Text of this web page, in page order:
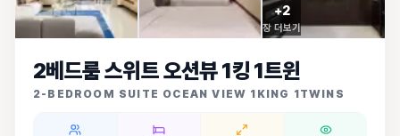
+2
장 더보기
2베드룸 스위트 오션뷰 1킹 1트윈
2-BEDROOM SUITE OCEAN VIEW 1KING 1TWINS